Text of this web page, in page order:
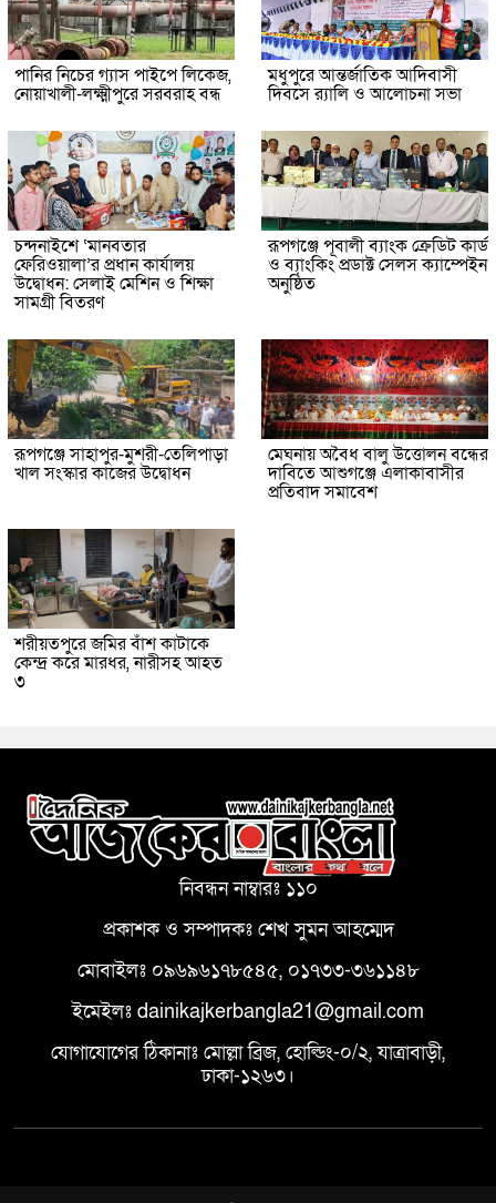
পানির নিচের গ্যাস পাইপে লিকেজ,
নোয়াখালী-লক্ষ্মীপুরে সরবরাহ বন্ধ
মধুপুরে আন্তর্জাতিক আদিবাসী
দিবসে র‍্যালি ও আলোচনা সভা
চন্দনাইশে ‘মানবতার
ফেরিওয়ালা’র প্রধান কার্যালয়
উদ্বোধন: সেলাই মেশিন ও শিক্ষা
সামগ্রী বিতরণ
রূপগঞ্জে পূবালী ব্যাংক ক্রেডিট কার্ড
ও ব্যাংকিং প্রডাক্ট সেলস ক্যাম্পেইন
অনুষ্ঠিত
রূপগঞ্জে সাহাপুর-মুশরী-তেলিপাড়া
খাল সংস্কার কাজের উদ্বোধন
মেঘনায় অবৈধ বালু উত্তোলন বন্ধের
দাবিতে আশুগঞ্জে এলাকাবাসীর
প্রতিবাদ সমাবেশ
শরীয়তপুরে জমির বাঁশ কাটাকে
কেন্দ্র করে মারধর, নারীসহ আহত
৩
নিবন্ধন নাম্বারঃ ১১০
প্রকাশক ও সম্পাদকঃ শেখ সুমন আহম্মেদ
মোবাইলঃ ০৯৬৯৬১৭৮৫৪৫, ০১৭৩৩-৩৬১১৪৮
ইমেইলঃ dainikajkerbangla21@gmail.com
যোগাযোগের ঠিকানাঃ মোল্লা ব্রিজ, হোল্ডিং-০/২, যাত্রাবাড়ী,
ঢাকা-১২৬৩।